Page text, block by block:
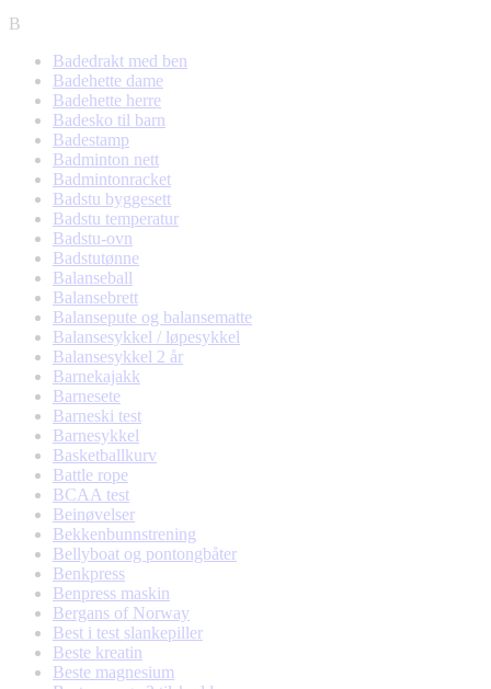
B
Badedrakt med ben
Badehette dame
Badehette herre
Badesko til barn
Badestamp
Badminton nett
Badmintonracket
Badstu byggesett
Badstu temperatur
Badstu-ovn
Badstutønne
Balanseball
Balansebrett
Balansepute og balansematte
Balansesykkel / løpesykkel
Balansesykkel 2 år
Barnekajakk
Barnesete
Barneski test
Barnesykkel
Basketballkurv
Battle rope
BCAA test
Beinøvelser
Bekkenbunnstrening
Bellyboat og pontongbåter
Benkpress
Benpress maskin
Bergans of Norway
Best i test slankepiller
Beste kreatin
Beste magnesium